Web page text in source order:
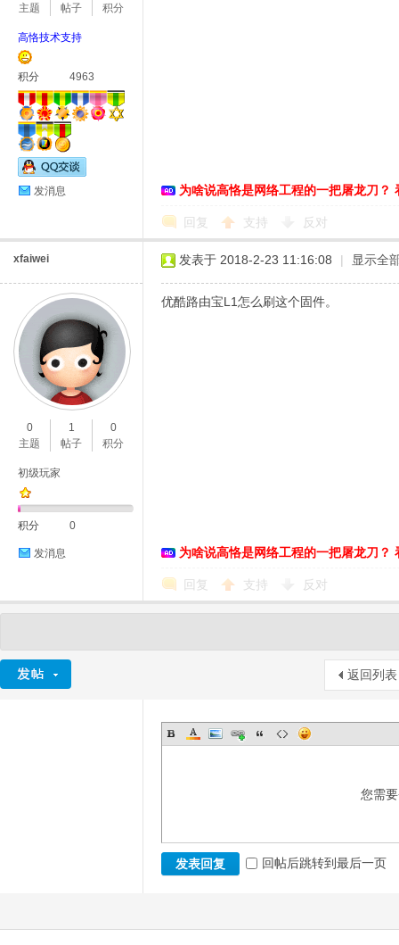
主题
帖子
积分
高恪技术支持
积分 4963
发消息 为啥说高恪是网络工程的一把屠龙刀？
回复 支持 反对
xfaiwei
0
主题
1
帖子
0
积分
初级玩家
积分 0
发消息
发表于 2018-2-23 11:16:08 | 显示全
优酷路由宝L1怎么刷这个固件。
为啥说高恪是网络工程的一把屠龙刀？
回复 支持 反对
返回列表
您需
发表回复 回帖后跳转到最后一页